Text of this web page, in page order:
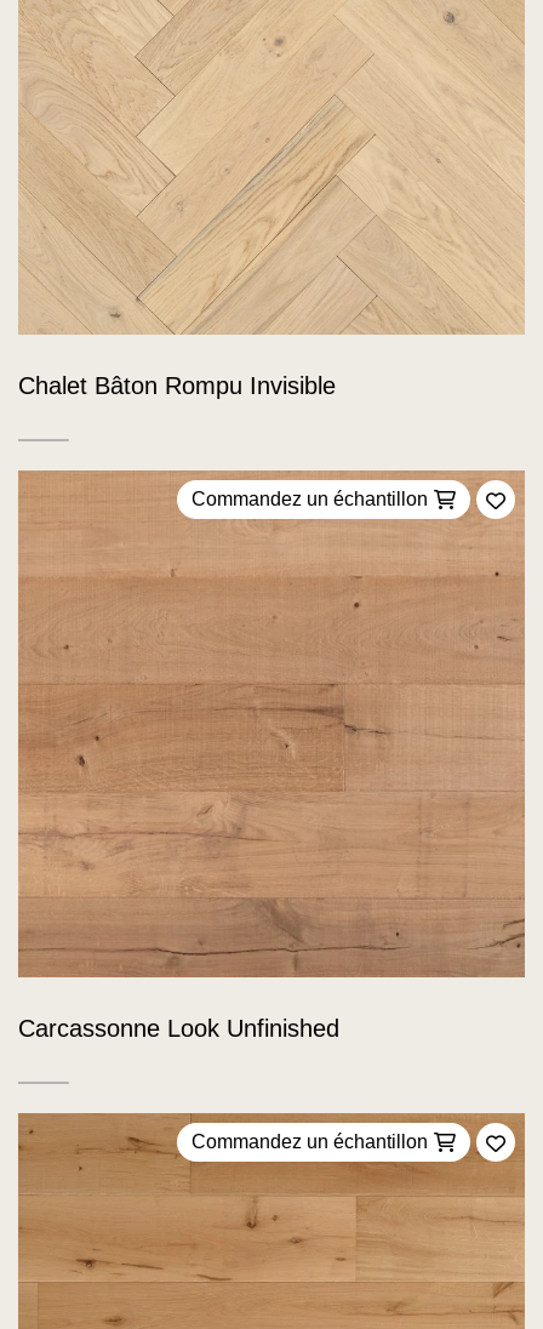
Chalet Bâton Rompu Invisible
Commandez un échantillon
Carcassonne Look Unfinished
Commandez un échantillon